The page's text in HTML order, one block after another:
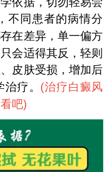
不同患者的病情分
在差异，单一偏方
会适得其反，轻则
皮肤受损，增加后
疗。 (治疗白癜风
吧)